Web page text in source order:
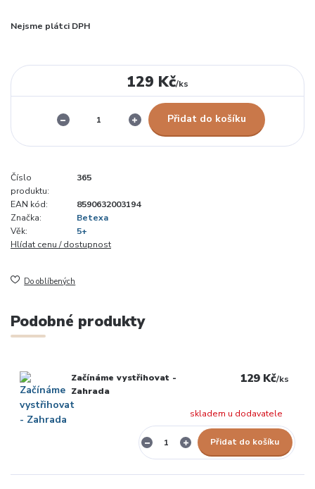
Nejsme plátci DPH
129 Kč/ks
Přidat do košíku
Číslo
produktu:
365
EAN kód:
8590632003194
Značka:
Betexa
Věk:
5+
Hlídat cenu / dostupnost
Do oblíbených
Podobné produkty
Začínáme vystřihovat -
Zahrada
129 Kč/ks
skladem u dodavatele
Přidat do košíku